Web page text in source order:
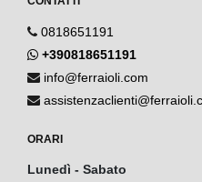
0818651191
+390818651191
info@ferraioli.com
ORARI
Lunedì - Sabato